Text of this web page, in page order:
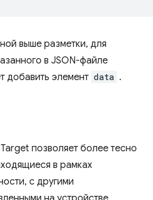
выше разметки, для
в JSON-файле
добавить элемент data .
позволяет более тесно
в рамках
с другими